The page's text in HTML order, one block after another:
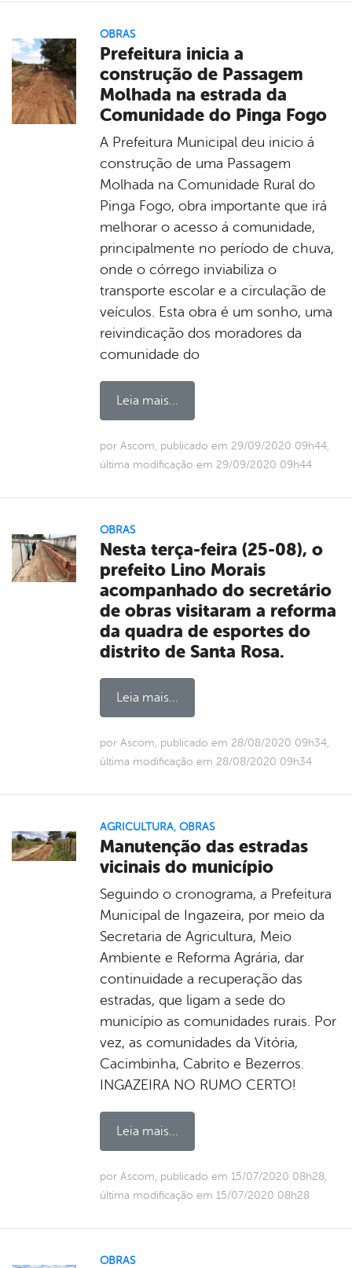
OBRAS
Prefeitura inicia a
construção de Passagem
Molhada na estrada da
Comunidade do Pinga Fogo
A Prefeitura Municipal deu inicio á
construção de uma Passagem
Molhada na Comunidade Rural do
Pinga Fogo, obra importante que irá
melhorar o acesso á comunidade,
principalmente no período de chuva,
onde o córrego inviabiliza o
transporte escolar e a circulação de
veículos. Esta obra é um sonho, uma
reivindicação dos moradores da
comunidade do
Leia mais...
por Ascom, publicado em 29/09/2020 09h44,
última modificação em 29/09/2020 09h44
OBRAS
Nesta terça-feira (25-08), o
prefeito Lino Morais
acompanhado do secretário
de obras visitaram a reforma
da quadra de esportes do
distrito de Santa Rosa.
Leia mais...
por Ascom, publicado em 28/08/2020 09h34,
última modificação em 28/08/2020 09h34
AGRICULTURA, OBRAS
Manutenção das estradas
vicinais do município
Seguindo o cronograma, a Prefeitura
Municipal de Ingazeira, por meio da
Secretaria de Agricultura, Meio
Ambiente e Reforma Agrária, dar
continuidade a recuperação das
estradas, que ligam a sede do
município as comunidades rurais. Por
vez, as comunidades da Vitória,
Cacimbinha, Cabrito e Bezerros.
INGAZEIRA NO RUMO CERTO!
Leia mais...
por Ascom, publicado em 15/07/2020 08h28,
última modificação em 15/07/2020 08h28
OBRAS